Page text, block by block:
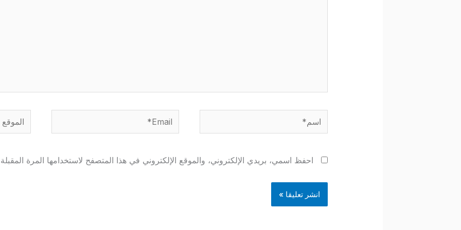
اسم* Email* الموقع
احفظ اسمي، بريدي الإلكتروني، والموقع الإلكتروني في هذا المتصفح لاستخدامها المرة